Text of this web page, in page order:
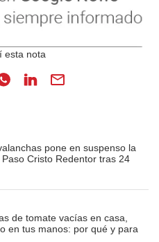
pone en suspenso la
Cristo Redentor tras 24
de tomate vacías en casa,
en tus manos: por qué y para